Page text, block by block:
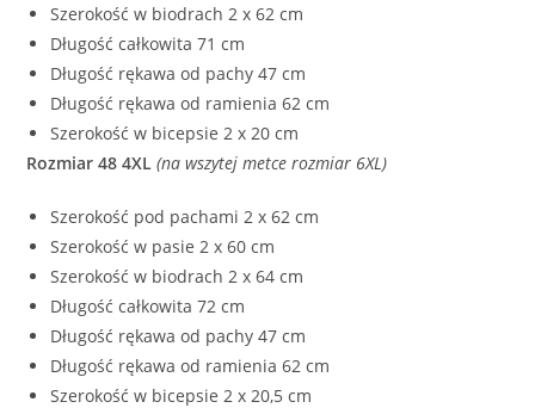
Szerokość w biodrach 2 x 62 cm
Długość całkowita 71 cm
Długość rękawa od pachy 47 cm
Długość rękawa od ramienia 62 cm
Szerokość w bicepsie 2 x 20 cm
Rozmiar 48 4XL(na wszytej metce rozmiar 6XL)
Szerokość pod pachami 2 x 62 cm
Szerokość w pasie 2 x 60 cm
Szerokość w biodrach 2 x 64 cm
Długość całkowita 72 cm
Długość rękawa od pachy 47 cm
Długość rękawa od ramienia 62 cm
Szerokość w bicepsie 2 x 20,5 cm